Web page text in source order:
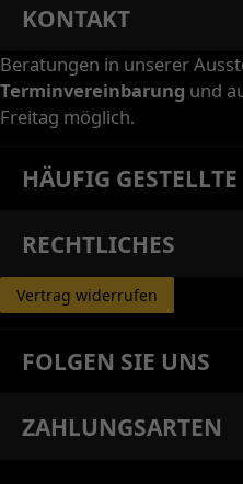
KONTAKT
Beratungen in unserer
Terminvereinbarung und
Freitag möglich.
HÄUFIG
RECHTLICHES
Vertrag widerrufen
FOLGEN SIE UNS
ZAHLUNGSARTEN